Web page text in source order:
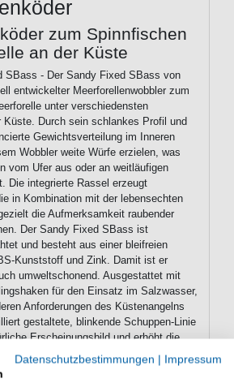
zum Spinnfischen
an der Küste
SBass - Der Sandy Fixed SBass von
entwickelter Meerforellenwobbler zum
unter verschiedensten
Küste. Durch sein schlankes Profil und
Gewichtsverteilung im Inneren
Wobbler weite Würfe erzielen, was
vom Ufer aus oder an weitläufigen
Die integrierte Rassel erzeugt
in Kombination mit der lebensechten
die Aufmerksamkeit raubender
Der Sandy Fixed SBass ist
und besteht aus einer bleifreien
Kunststoff und Zink. Damit ist er
umweltschonend. Ausgestattet mit
für den Einsatz im Salzwasser,
Anforderungen des Küstenangelns
gestaltete, blinkende Schuppen-Linie
Erscheinungsbild und erhöht die
bei wechselnden Lichtverhältnissen. Im
dieser Wobbler einen Sandaal, eine
Datenschutzbestimmungen | Impressum